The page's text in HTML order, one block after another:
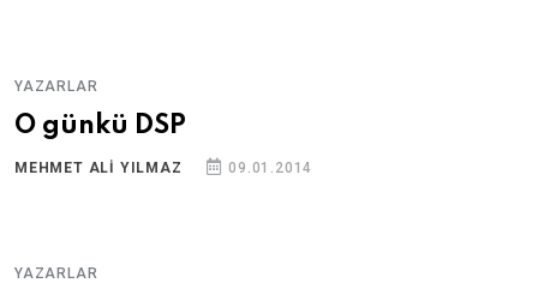
YAZARLAR
O günkü DSP
MEHMET ALI YILMAZ 09.01.2014
YAZARLAR